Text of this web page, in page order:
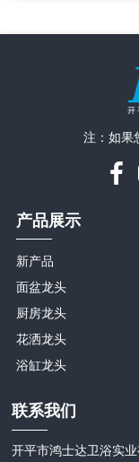
注：如果
产品展示
新产品
面盆龙头
厨房龙头
花洒龙头
浴缸龙头
联系我们
开平市鸿士达卫浴实业